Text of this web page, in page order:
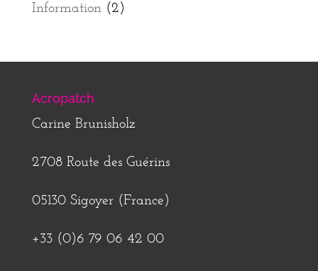
Information(2)
Acropatch
Carine Brunisholz
2708 Route des Guérins
05130 Sigoyer (France)
+33 (0)6 79 06 42 00